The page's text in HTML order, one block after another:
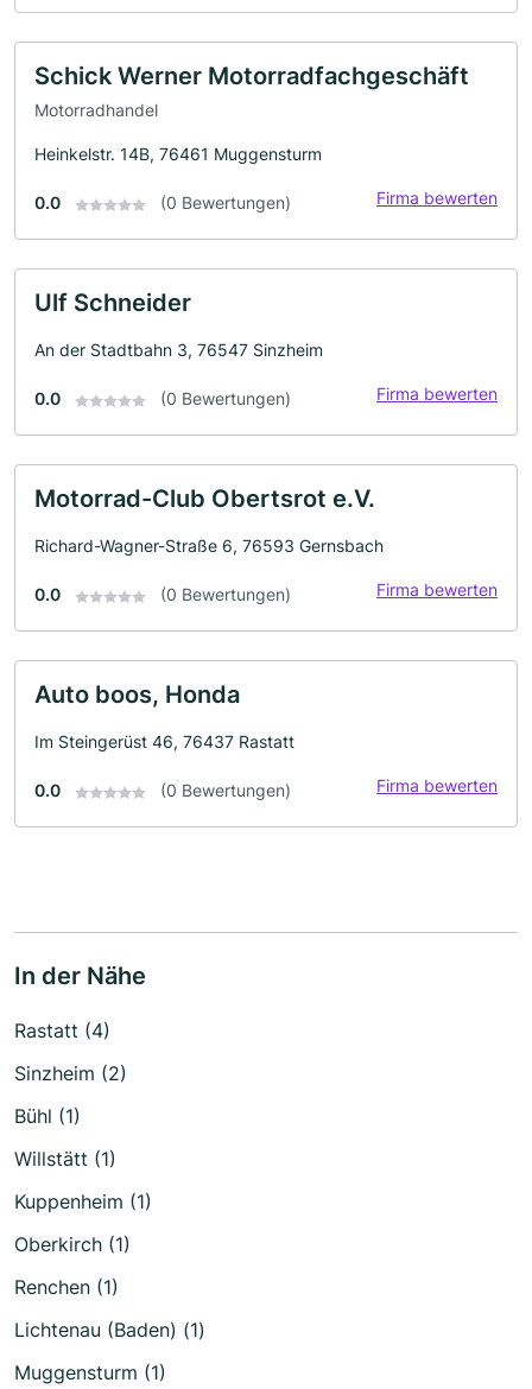
Schick Werner Motorradfachgeschäft
Motorradhandel
Heinkelstr. 14B, 76461 Muggensturm
0.0 (0 Bewertungen) Firma bewerten
Ulf Schneider
An der Stadtbahn 3, 76547 Sinzheim
0.0 (0 Bewertungen) Firma bewerten
Motorrad-Club Obertsrot e.V.
Richard-Wagner-Straße 6, 76593 Gernsbach
0.0 (0 Bewertungen) Firma bewerten
Auto boos, Honda
Im Steingerüst 46, 76437 Rastatt
0.0 (0 Bewertungen) Firma bewerten
In der Nähe
Rastatt (4)
Sinzheim (2)
Bühl (1)
Willstätt (1)
Kuppenheim (1)
Oberkirch (1)
Renchen (1)
Lichtenau (Baden) (1)
Muggensturm (1)